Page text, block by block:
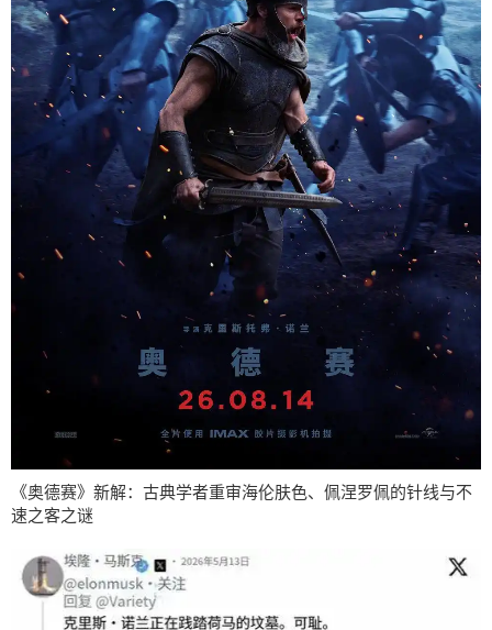
《奥德赛》新解：古典学者重审海伦肤色、佩涅罗佩的针线与不
速之客之谜